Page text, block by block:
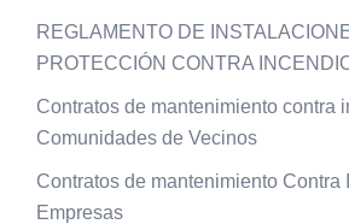
REGLAMENTO DE
PROTECCIÓN CONTRA
Contratos de mantenimiento contra
Comunidades de Vecinos
Contratos de mantenimiento Contra
Empresas